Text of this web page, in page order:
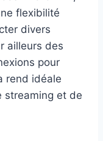
flexibilité
divers
ailleurs des
pour
rend idéale
streaming et de